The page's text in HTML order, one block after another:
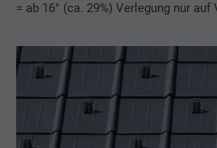
= ab 16° (ca. 29%) Verlegung nur